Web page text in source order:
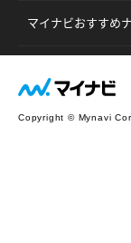
マイナビおすすめ
Copyright © Mynavi